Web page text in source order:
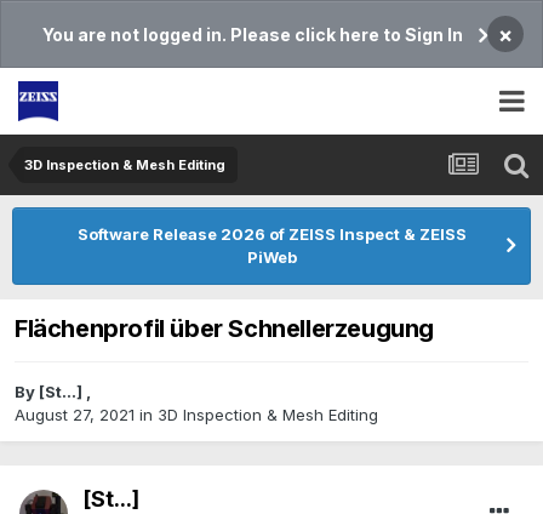
You are not logged in. Please click here to Sign In ×
3D Inspection & Mesh Editing​
Software Release 2026 of ZEISS Inspect & ZEISS
PiWeb
Flächenprofil über Schnellerzeugung
By [St...] ,
August 27, 2021 in 3D Inspection & Mesh Editing​
[St...]